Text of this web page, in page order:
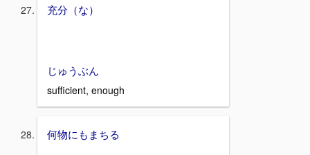
充分（な）
じゅうぶん
sufficient, enough
何物にもまちる